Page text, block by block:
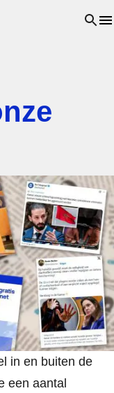
Open
in en buiten de
een aantal